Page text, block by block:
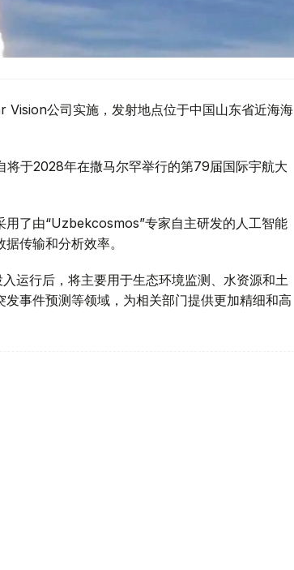
Vision公司实施，发射地点位于中国山东省近海海
于2028年在撒马尔罕举行的第79届国际宇航大
了由“Uzbekcosmos”专家自主研发的人工智能
传输和分析效率。
运行后，将主要用于生态环境监测、水资源和土
事件预测等领域，为相关部门提供更加精细和高